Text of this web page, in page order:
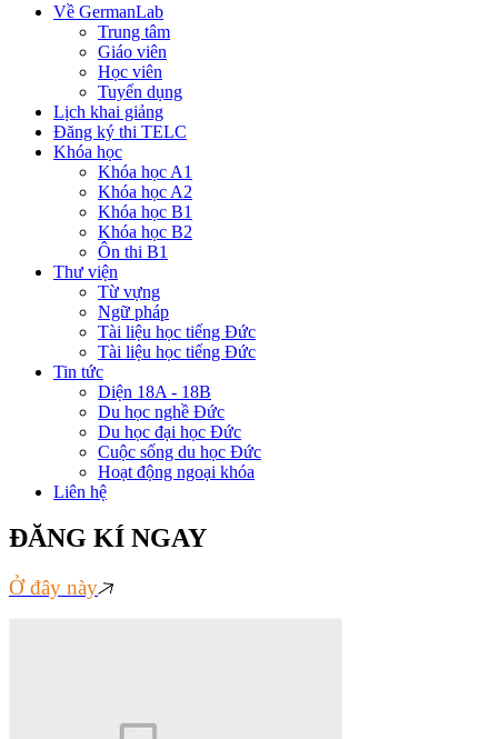
Về GermanLab
Trung tâm
Giáo viên
Học viên
Tuyển dụng
Lịch khai giảng
Đăng ký thi TELC
Khóa học
Khóa học A1
Khóa học A2
Khóa học B1
Khóa học B2
Ôn thi B1
Thư viện
Từ vựng
Ngữ pháp
Tài liệu học tiếng Đức
Tài liệu học tiếng Đức
Tin tức
Diện 18A - 18B
Du học nghề Đức
Du học đại học Đức
Cuộc sống du học Đức
Hoạt động ngoại khóa
Liên hệ
ĐĂNG KÍ NGAY
Ở đây này